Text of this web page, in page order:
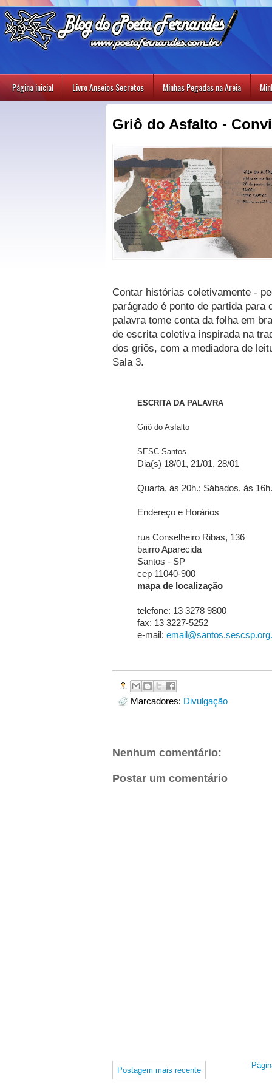
Página inicial Livro Anseios Secretos Minhas Pegadas na Areia
Griô do Asfalto -
Contar histórias coletivamente -
parágrado é ponto de partida para
palavra tome conta da folha em
de escrita coletiva inspirada na
dos griôs, com a mediadora de
Sala 3.
ESCRITA DA PALAVRA
Griô do Asfalto
SESC Santos
Dia(s) 18/01, 21/01, 28/01
Quarta, às 20h.; Sábados, às 16h.
Endereço e Horários
rua Conselheiro Ribas, 136
bairro Aparecida
Santos - SP
cep 11040-900
mapa de localização
telefone: 13 3278 9800
fax: 13 3227-5252
e-mail:
Marcadores: Divulgação
Nenhum comentário:
Postar um comentário
Postagem mais recente